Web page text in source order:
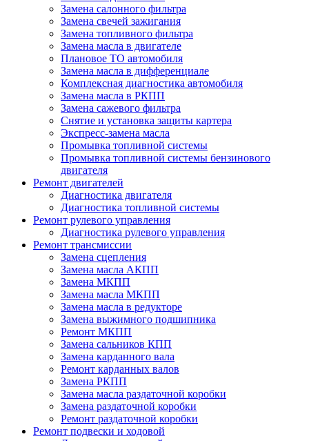
Замена салонного фильтра
Замена свечей зажигания
Замена топливного фильтра
Замена масла в двигателе
Плановое ТО автомобиля
Замена масла в дифференциале
Комплексная диагностика автомобиля
Замена масла в РКПП
Замена сажевого фильтра
Снятие и установка защиты картера
Экспресс-замена масла
Промывка топливной системы
Промывка топливной системы бензинового
двигателя
Ремонт двигателей
Диагностика двигателя
Диагностика топливной системы
Ремонт рулевого управления
Диагностика рулевого управления
Ремонт трансмиссии
Замена сцепления
Замена масла АКПП
Замена МКПП
Замена масла МКПП
Замена масла в редукторе
Замена выжимного подшипника
Ремонт МКПП
Замена сальников КПП
Замена карданного вала
Ремонт карданных валов
Замена РКПП
Замена масла раздаточной коробки
Замена раздаточной коробки
Ремонт раздаточной коробки
Ремонт подвески и ходовой